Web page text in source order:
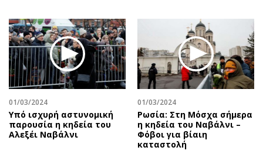
Προεδρικές 2023
Δημοσκοπήσεις
Διπλωματία
Αθλητισμός
Κύπρος
Ελλάδα
Διεθνή
Κληρώσεις Allwyn
Πωλούνται
Ζητούν εργασία
Θέσεις εργασίας
Geek
Νέα
Κινητά-tablets
Social
Αυτοκίνηση
01/03/2024
Υπό ισχυρή αστυνομική
παρουσία η κηδεία του
Αλεξέι Ναβάλνι
01/03/2024
Ρωσία: Στη Μόσχα σήμερα
η κηδεία του Ναβάλνι –
Φόβοι για βίαιη
καταστολή